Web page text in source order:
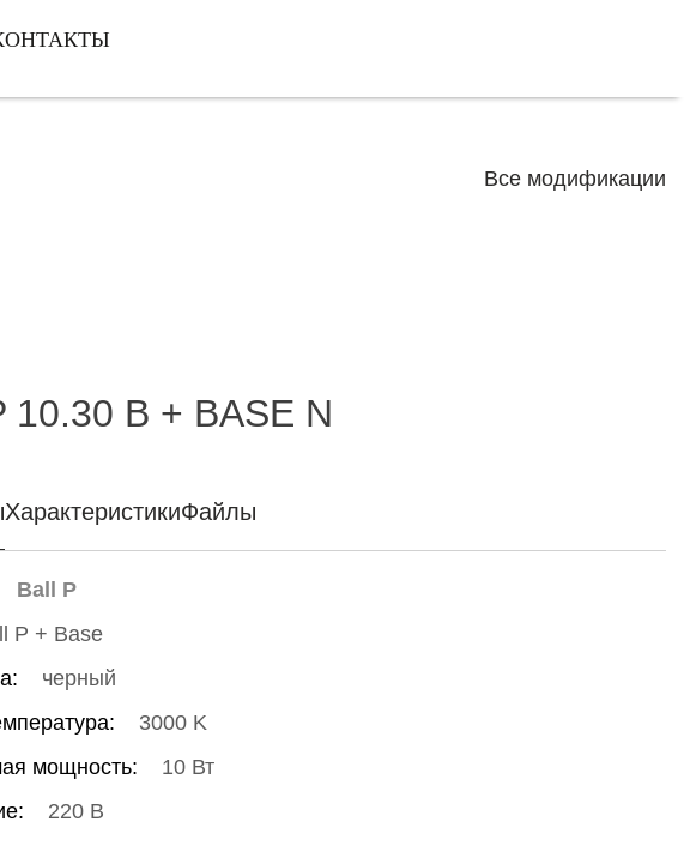
Все модификации
10.30 B + BASE N
ХарактеристикиФайлы
Ball P
P + Base
черный
3000 K
мощность:
10 Вт
220 В